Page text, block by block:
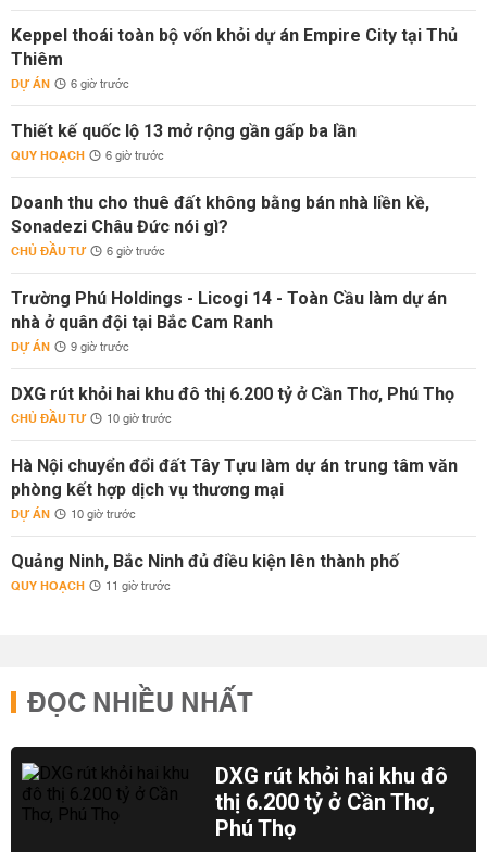
Keppel thoái toàn bộ vốn khỏi dự án Empire City tại Thủ
Thiêm
DỰ ÁN 6 giờ trước
Thiết kế quốc lộ 13 mở rộng gần gấp ba lần
QUY HOẠCH 6 giờ trước
Doanh thu cho thuê đất không bằng bán nhà liền kề,
Sonadezi Châu Đức nói gì?
CHỦ ĐẦU TƯ 6 giờ trước
Trường Phú Holdings - Licogi 14 - Toàn Cầu làm dự án
nhà ở quân đội tại Bắc Cam Ranh
DỰ ÁN 9 giờ trước
DXG rút khỏi hai khu đô thị 6.200 tỷ ở Cần Thơ, Phú Thọ
CHỦ ĐẦU TƯ 10 giờ trước
Hà Nội chuyển đổi đất Tây Tựu làm dự án trung tâm văn
phòng kết hợp dịch vụ thương mại
DỰ ÁN 10 giờ trước
Quảng Ninh, Bắc Ninh đủ điều kiện lên thành phố
QUY HOẠCH 11 giờ trước
ĐỌC NHIỀU NHẤT
DXG rút khỏi hai khu đô
thị 6.200 tỷ ở Cần Thơ,
Phú Thọ